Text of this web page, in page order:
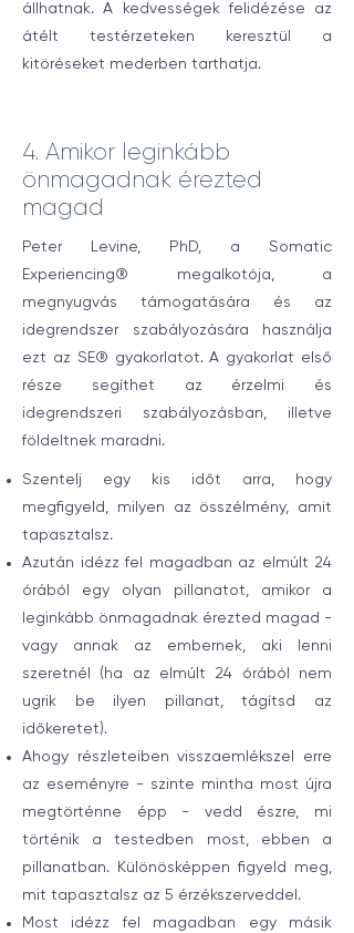
állhatnak. A kedvességek felidézése az
átélt testérzeteken keresztül a
kitöréseket mederben tarthatja.
4. Amikor leginkább
önmagadnak érezted
magad
Peter Levine, PhD, a Somatic
Experiencing® megalkotója, a
megnyugvás támogatására és az
idegrendszer szabályozására használja
ezt az SE® gyakorlatot. A gyakorlat első
része segíthet az érzelmi és
idegrendszeri szabályozásban, illetve
földeltnek maradni.
Szentelj egy kis időt arra, hogy
megfigyeld, milyen az összélmény, amit
tapasztalsz.
Azután idézz fel magadban az elmúlt 24
órából egy olyan pillanatot, amikor a
leginkább önmagadnak érezted magad -
vagy annak az embernek, aki lenni
szeretnél (ha az elmúlt 24 órából nem
ugrik be ilyen pillanat, tágítsd az
időkeretet).
Ahogy részleteiben visszaemlékszel erre
az eseményre - szinte mintha most újra
megtörténne épp - vedd észre, mi
történik a testedben most, ebben a
pillanatban. Különösképpen figyeld meg,
mit tapasztalsz az 5 érzékszerveddel.
Most idézz fel magadban egy másik